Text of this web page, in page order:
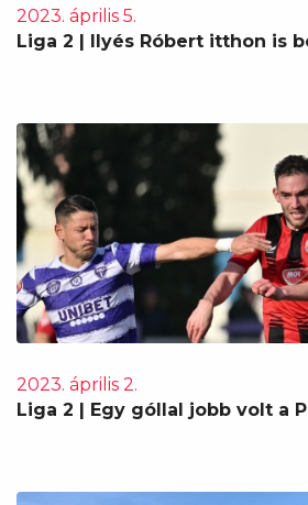
2023. április 5.
Liga 2 | Ilyés Róbert itthon is
2023. április 2.
Liga 2 | Egy góllal jobb volt a